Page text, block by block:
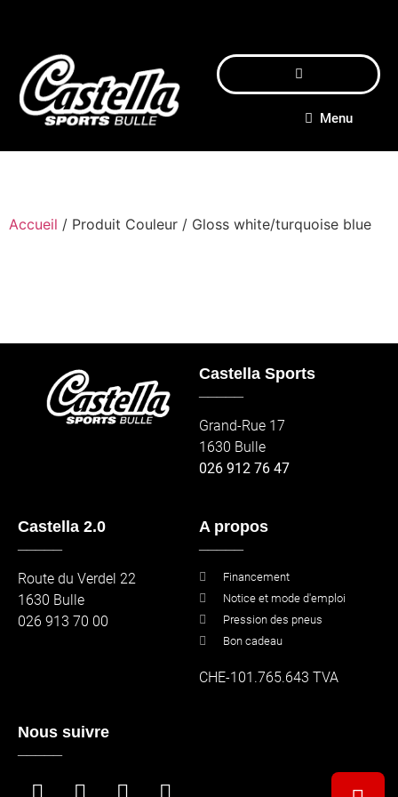
Menu
Accueil / Produit Couleur / Gloss white/turquoise blue
Castella Sports
Grand-Rue 17
1630 Bulle
026 912 76 47
Castella 2.0
Route du Verdel 22
1630 Bulle
026 913 70 00
A propos
Financement
Notice et mode d'emploi
Pression des pneus
Bon cadeau
CHE-101.765.643 TVA
Nous suivre